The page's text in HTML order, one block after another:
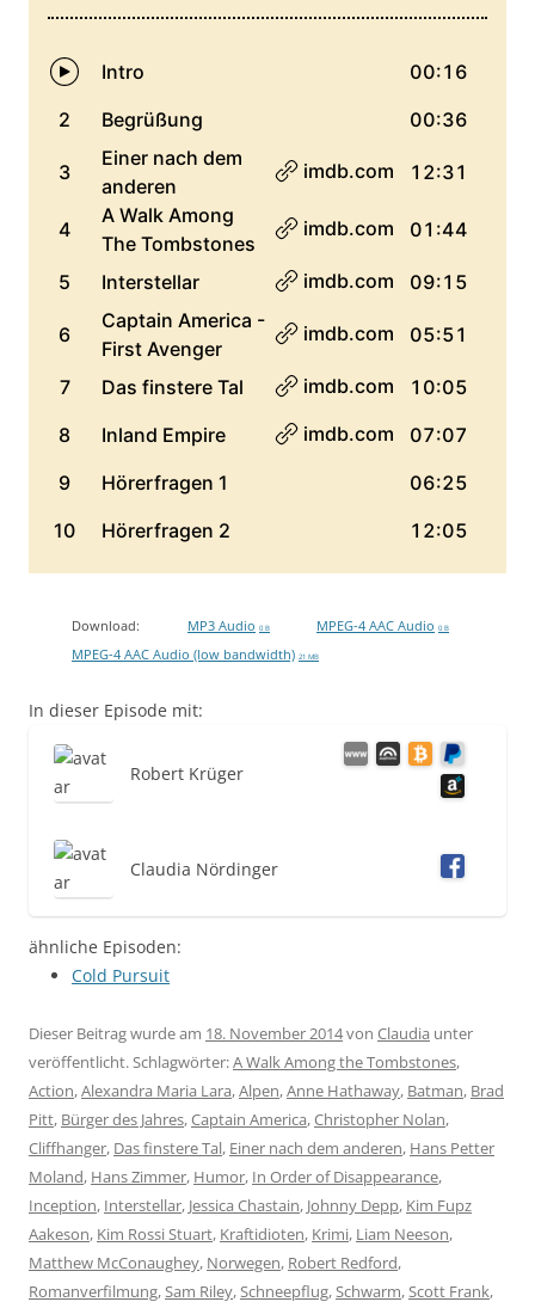
Download: MP3 Audio 0 B MPEG-4 AAC Audio 0 B
MPEG-4 AAC Audio (low bandwidth) 21 MB
In dieser Episode mit:
Robert Krüger
Claudia Nördinger
ähnliche Episoden:
Cold Pursuit
Dieser Beitrag wurde am 18. November 2014von Claudia unter
veröffentlicht. Schlagwörter:A Walk Among the Tombstones,
Action,Alexandra Maria Lara,Alpen,Anne Hathaway, Batman, Brad
Pitt, Bürger des Jahres,Captain America,Christopher Nolan,
Cliffhanger, Das finstere Tal, Einer nach dem anderen, Hans Petter
Moland, Hans Zimmer, Humor, In Order of Disappearance,
Inception, Interstellar, Jessica Chastain, Johnny Depp, Kim Fupz
Aakeson, Kim Rossi Stuart, Kraftidioten, Krimi, Liam Neeson,
Matthew McConaughey, Norwegen, Robert Redford,
Romanverfilmung,Sam Riley,Schneepflug,Schwarm,Scott Frank,